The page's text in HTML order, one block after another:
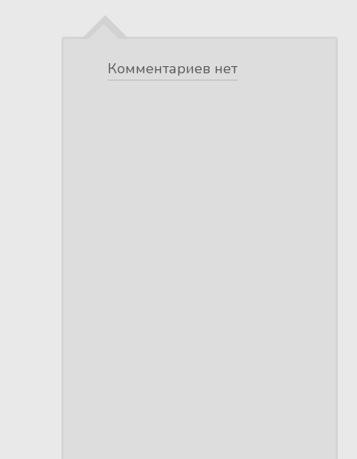
Комментариев нет